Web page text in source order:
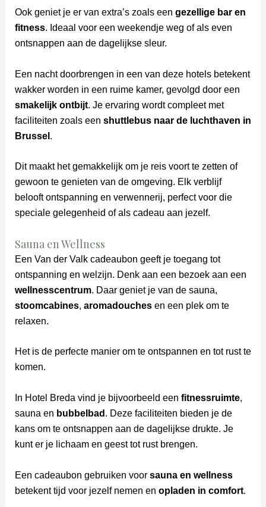
Ook geniet je er van extra’s zoals een gezellige bar en
fitness. Ideaal voor een weekendje weg of als even
ontsnappen aan de dagelijkse sleur.
Een nacht doorbrengen in een van deze hotels betekent
wakker worden in een ruime kamer, gevolgd door een
smakelijk ontbijt. Je ervaring wordt compleet met
faciliteiten zoals een shuttlebus naar de luchthaven in
Brussel .
Dit maakt het gemakkelijk om je reis voort te zetten of
gewoon te genieten van de omgeving. Elk verblijf
belooft ontspanning en verwennerij, perfect voor die
speciale gelegenheid of als cadeau aan jezelf.
Sauna en Wellness
Een Van der Valk cadeaubon geeft je toegang tot
ontspanning en welzijn. Denk aan een bezoek aan een
wellnesscentrum. Daar geniet je van de sauna,
stoomcabines, aromadouchesen een plek om te
relaxen.
Het is de perfecte manier om te ontspannen en tot rust te
komen.
In Hotel Breda vind je bijvoorbeeld een fitnessruimte,
sauna en bubbelbad . Deze faciliteiten bieden je de
kans om te ontsnappen aan de dagelijkse drukte. Je
kunt er je lichaam en geest tot rust brengen.
Een cadeaubon gebruiken voor sauna en wellness
betekent tijd voor jezelf nemen en opladen in comfort.